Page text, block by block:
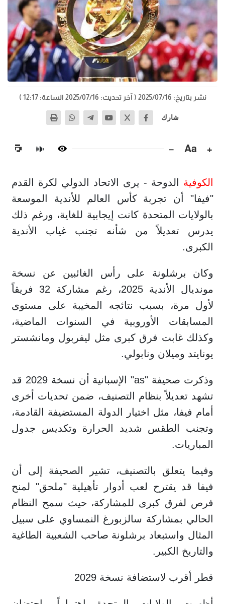
نشر بتاريخ: 2025/07/16 ( آخر تحديث: 2025/07/16 الساعة: 12:17 )
شارك
+
Aa
−
🔊
الكوفية الدوحة - يرى الاتحاد الدولي لكرة القدم
"فيفا" أن تجربة كأس العالم للأندية الموسعة
بالولايات المتحدة كانت إيجابية للغاية، ورغم ذلك
يدرس تعديلاً من شأنه تجنب غياب الأندية
الكبرى.
وكان برشلونة على رأس الغائبين عن نسخة
مونديال الأندية 2025، رغم مشاركة 32 فريقاً
لأول مرة، بسبب نتائجه المخيبة على مستوى
المسابقات الأوروبية في السنوات الماضية،
وكذلك غابت فرق كبرى مثل ليفربول ومانشستر
يونايتد وميلان ونابولي.
وذكرت صحيفة "as" الإسبانية أن نسخة 2029 قد
تشهد تعديلاً بنظام التصنيف، ضمن تحديات أخرى
أمام فيفا، مثل اختيار الدولة المستضيفة القادمة،
وتجنب الطقس شديد الحرارة وتكديس جدول
المباريات.
وفيما يتعلق بالتصنيف، تشير الصحيفة إلى أن
فيفا قد يقترح لعب أدوار تأهيلية "ملحق" لمنح
فرص لفرق كبرى للمشاركة، حيث سمح النظام
الحالي بمشاركة سالزبورغ النمساوي على سبيل
المثال واستبعاد برشلونة صاحب الشعبية الطاغية
والتاريخ الكبير.
قطر أقرب لاستضافة نسخة 2029